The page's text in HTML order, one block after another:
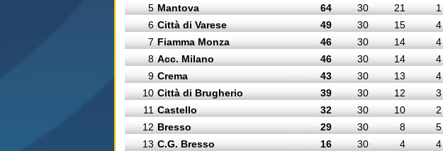
5 Mantova 64 30 21 1
6 Città di Varese 49 30 15 4
7 Fiamma Monza 46 30 14 4
8 Acc. Milano 46 30 14 4
9 Crema 43 30 13 4
10 Città di Brugherio 39 30 12 3
11 Castello 32 30 10 2
12 Bresso 29 30 8 5
13 C.G. Bresso 16 30 4 4